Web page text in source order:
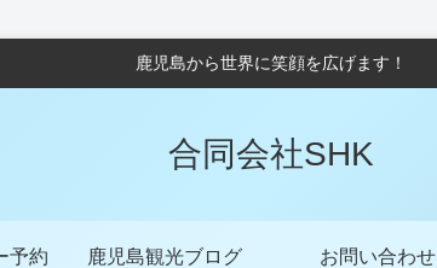
鹿児島から世界に笑顔を広げます！
合同会社SHK
予約 鹿児島観光ブログ お問い合わせ